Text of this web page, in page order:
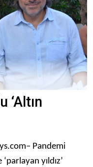
Pandemi
yıldız’